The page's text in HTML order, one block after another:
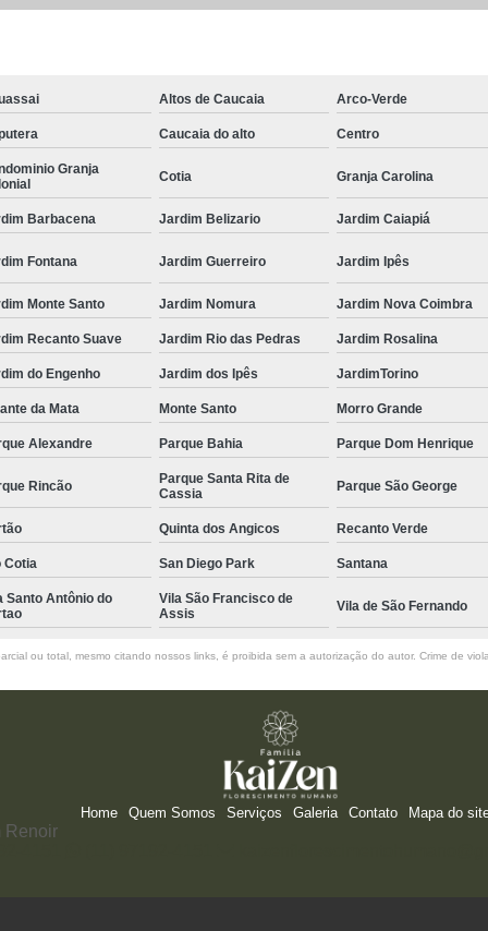
Altos de Caucaia Arco-Verde
Caucaia do alto Centro
Granja
Cotia Granja Carolina
Barbacena Jardim Belizario Jardim Caiapiá
Fontana Jardim Guerreiro Jardim Ipês
Monte Santo Jardim Nomura Jardim Nova Coimbra
Recanto Suave Jardim Rio das Pedras Jardim Rosalina
do Engenho Jardim dos Ipês JardimTorino
da Mata Monte Santo Morro Grande
Alexandre Parque Bahia Parque Dom Henrique
Rincão
Parque Santa Rita de
Cassia
Parque São George
Quinta dos Angicos Recanto Verde
Cotia San Diego Park Santana
Santo Antônio do
Vila São Francisco de
Assis
Vila de São Fernando
ou total, mesmo citando nossos links, é proibida sem a autorização do autor. Crime de
Renoir
Home Quem Somos Serviços Galeria Contato Mapa do